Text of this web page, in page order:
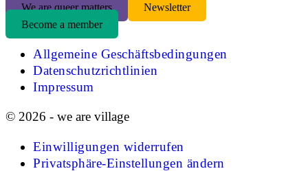
We are queer matters
Newsletter
Become a member
Allgemeine Geschäftsbedingungen
Datenschutzrichtlinien
Impressum
© 2026 - we are village
Einwilligungen widerrufen
Privatsphäre-Einstellungen ändern